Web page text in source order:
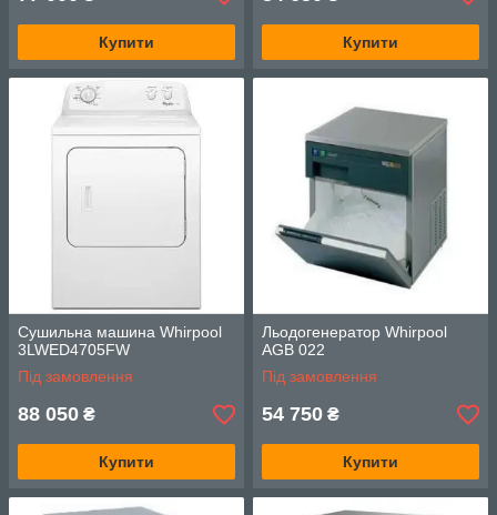
Купити Купити
Сушильна машина Whirpool
3LWED4705FW
Під замовлення
88 050 ₴
Купити
Льодогенератор Whirpool
AGB 022
Під замовлення
54 750 ₴
Купити